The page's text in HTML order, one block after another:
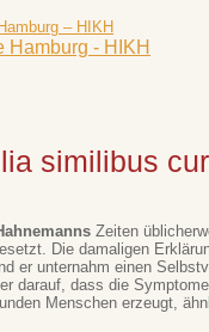
Hamburg - HIKH
similibus
Zeiten
Die damaligen
er unternahm einen
darauf, dass die
Menschen erzeugt,